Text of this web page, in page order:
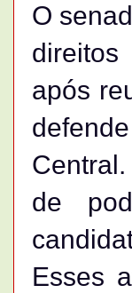
O
após
defende
de
Esses